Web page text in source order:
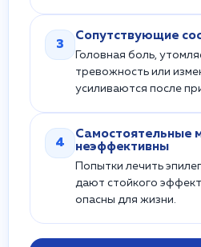
3
Сопутствующие
Головная боль,
тревожность или
усиливаются после
4
Самостоятельные
неэффективны
Попытки лечить
дают стойкого
опасны для жизни.